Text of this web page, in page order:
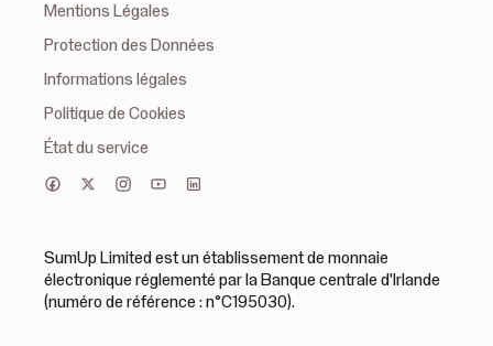
Mentions Légales
Protection des Données
Informations légales
Politique de Cookies
État du service
SumUp Limited est un établissement de monnaie
électronique réglementé par la Banque centrale d'Irlande
(numéro de référence : n°C195030).